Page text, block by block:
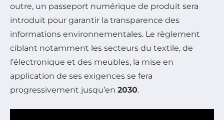
outre, un passeport numérique de produit sera
introduit pour garantir la transparence des
informations environnementales. Le règlement
ciblant notamment les secteurs du textile, de
l’électronique et des meubles, la mise en
application de ses exigences se fera
progressivement jusqu’en 2030.